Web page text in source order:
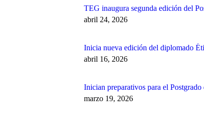
TEG inaugura segunda edición del
abril 24, 2026
Inicia nueva edición del diplomado
abril 16, 2026
Inician preparativos para el Postgrado
marzo 19, 2026